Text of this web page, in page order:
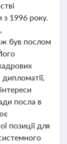
з 1996 року.
був послом
дипломатії,
посла в
позиції для